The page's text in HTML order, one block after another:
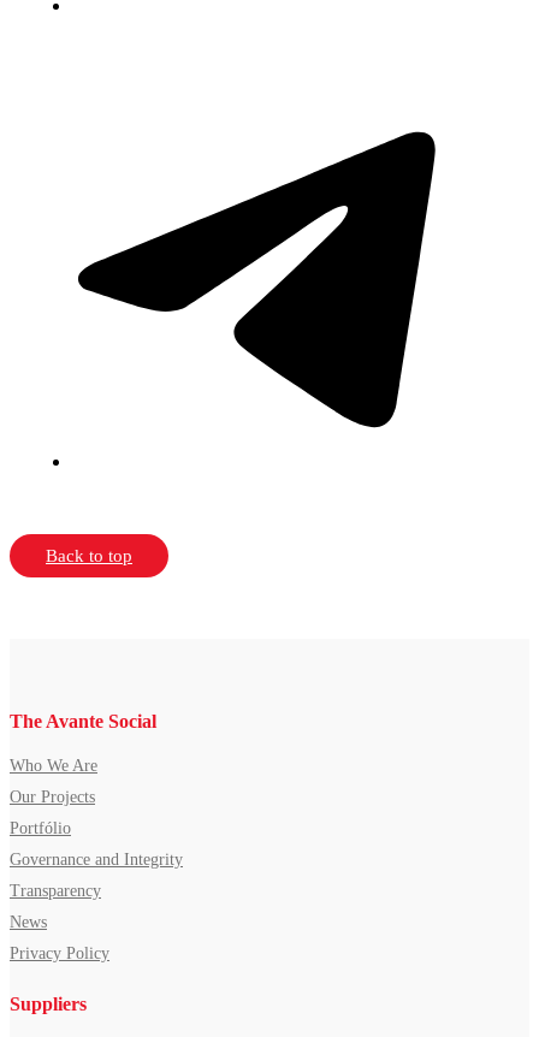
Back to top
The Avante Social
Who We Are
Our Projects
Portfólio
Governance and Integrity
Transparency
News
Privacy Policy
Suppliers